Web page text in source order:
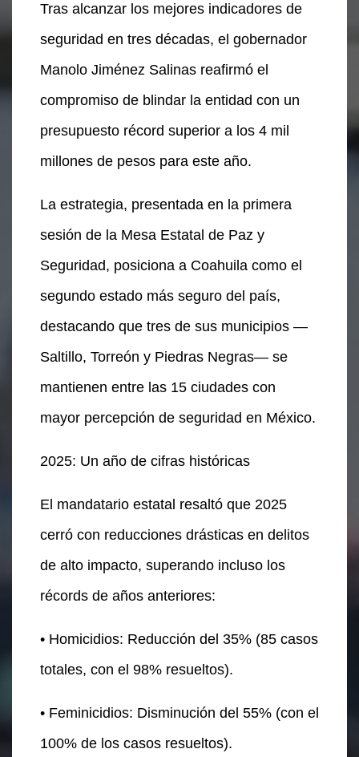
Tras alcanzar los mejores indicadores de
seguridad en tres décadas, el gobernador
Manolo Jiménez Salinas reafirmó el
compromiso de blindar la entidad con un
presupuesto récord superior a los 4 mil
millones de pesos para este año.
La estrategia, presentada en la primera
sesión de la Mesa Estatal de Paz y
Seguridad, posiciona a Coahuila como el
segundo estado más seguro del país,
destacando que tres de sus municipios —
Saltillo, Torreón y Piedras Negras— se
mantienen entre las 15 ciudades con
mayor percepción de seguridad en México.
2025: Un año de cifras históricas
El mandatario estatal resaltó que 2025
cerró con reducciones drásticas en delitos
de alto impacto, superando incluso los
récords de años anteriores:
• Homicidios: Reducción del 35% (85 casos
totales, con el 98% resueltos).
• Feminicidios: Disminución del 55% (con el
100% de los casos resueltos).